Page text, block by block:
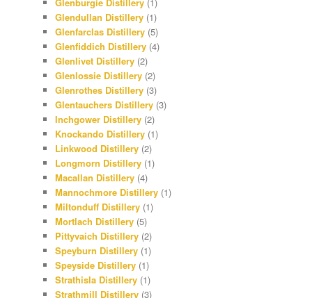
Glendullan Distillery (1)
Glenfarclas Distillery (5)
Glenfiddich Distillery (4)
Glenlivet Distillery (2)
Glenlossie Distillery (2)
Glenrothes Distillery (3)
Glentauchers Distillery (3)
Inchgower Distillery (2)
Knockando Distillery (1)
Linkwood Distillery (2)
Longmorn Distillery (1)
Macallan Distillery (4)
Mannochmore Distillery (1)
Miltonduff Distillery (1)
Mortlach Distillery (5)
Pittyvaich Distillery (2)
Speyburn Distillery (1)
Speyside Distillery (1)
Strathisla Distillery (1)
Strathmill Distillery (3)